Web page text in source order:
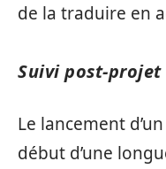
de la traduire en
Suivi post-
Le lancement
début d’une